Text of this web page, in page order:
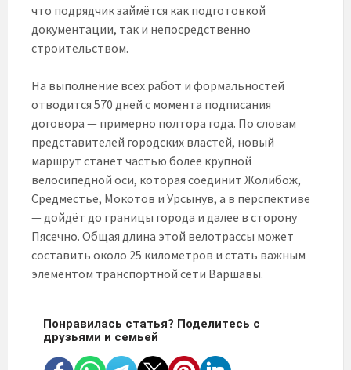
что подрядчик займётся как подготовкой
документации, так и непосредственно
строительством.
На выполнение всех работ и формальностей
отводится 570 дней с момента подписания
договора — примерно полтора года. По словам
представителей городских властей, новый
маршрут станет частью более крупной
велосипедной оси, которая соединит Жолибож,
Средместье, Мокотов и Урсынув, а в перспективе
— дойдёт до границы города и далее в сторону
Пясечно. Общая длина этой велотрассы может
составить около 25 километров и стать важным
элементом транспортной сети Варшавы.
Понравилась статья? Поделитесь с
друзьями и семьей